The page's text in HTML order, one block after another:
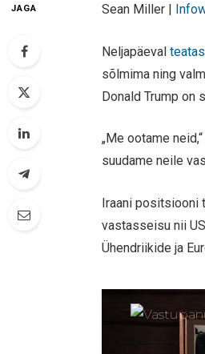
JAGA Sean Miller |
Neljapäevalteatas
sõlmima ning
Donald Trump on
„Me ootame
suudame neile
Iraani positsiooni
vastasseisu nii
Ühendriikide ja